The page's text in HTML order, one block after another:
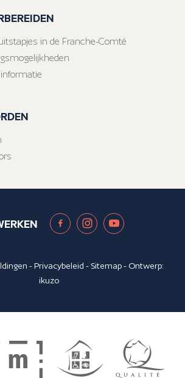
in de Franche-Comté
-Privacybeleid - Sitemap- Ontwerp:
ikuzo